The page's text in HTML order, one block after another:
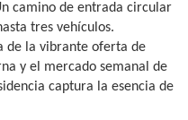
camino de entrada circular
tres vehículos.
de la vibrante oferta de
y el mercado semanal de
captura la esencia de